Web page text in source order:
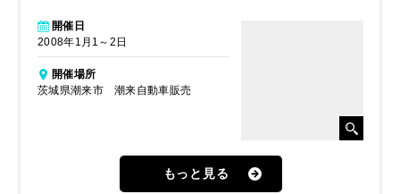
開催日
2008年1月1～2日
開催場所
茨城県潮来市 潮来自動車販売
もっと見る